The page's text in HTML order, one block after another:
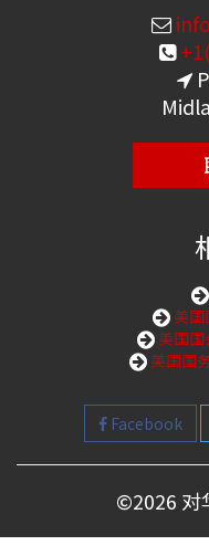
美国
美国国
美国国
Facebook
©2026 对